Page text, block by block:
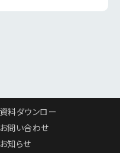
資料ダウンロー
ド
お問い合わせ
お知らせ